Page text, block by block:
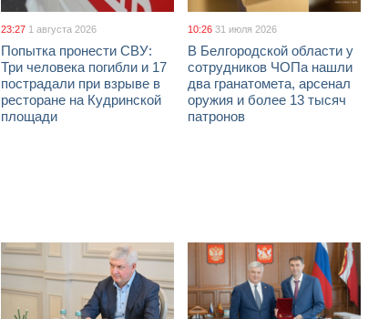
23:27 1 августа 2026
Попытка пронести СВУ:
Три человека погибли и 17
пострадали при взрыве в
ресторане на Кудринской
площади
10:26 31 июля 2026
В Белгородской области у
сотрудников ЧОПа нашли
два гранатомета, арсенал
оружия и более 13 тысяч
патронов